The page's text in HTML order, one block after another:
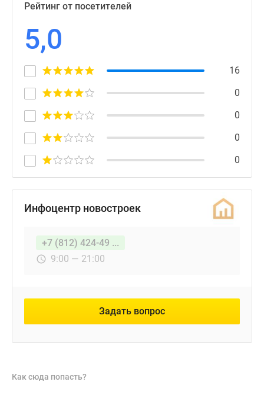
Рейтинг от посетителей
5,0
16
0
0
0
0
Инфоцентр новостроек
+7 (812) 424-49 ...
9:00 — 21:00
Задать вопрос
Как сюда попасть?